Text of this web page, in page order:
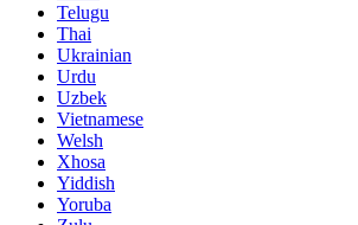
Telugu
Thai
Ukrainian
Urdu
Uzbek
Vietnamese
Welsh
Xhosa
Yiddish
Yoruba